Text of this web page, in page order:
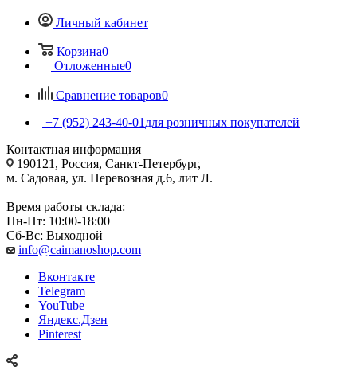
Личный кабинет
Корзина0
Отложенные0
Сравнение товаров0
+7 (952) 243-40-01 для розничных покупателей
Контактная информация
190121, Россия, Санкт-Петербург,
м. Садовая, ул. Перевозная д.6, лит Л.
Время работы склада:
Пн-Пт: 10:00-18:00
Сб-Вс: Выходной
info@caimanoshop.com
Вконтакте
Telegram
YouTube
Яндекс.Дзен
Pinterest